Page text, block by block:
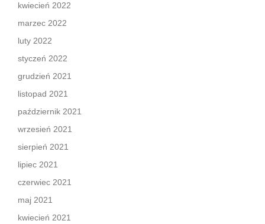
kwiecień 2022
marzec 2022
luty 2022
styczeń 2022
grudzień 2021
listopad 2021
październik 2021
wrzesień 2021
sierpień 2021
lipiec 2021
czerwiec 2021
maj 2021
kwiecień 2021